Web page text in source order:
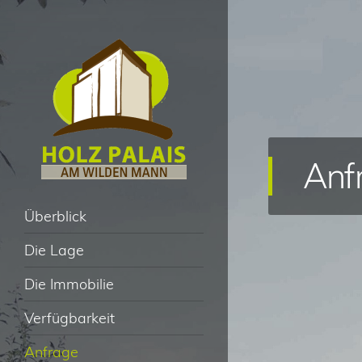
Holz Palais am Wilden
Mann – Dresden
Navigation
Zum Inhalt springen
Überblick
Die Lage
Die Immobilie
Verfügbarkeit
Anfrage